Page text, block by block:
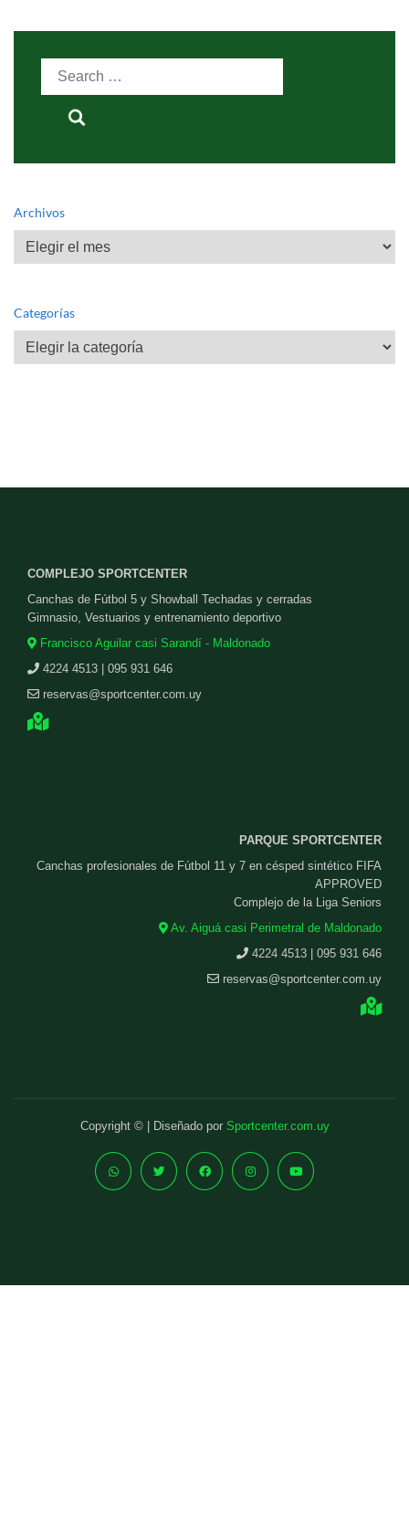
Search
Archivos
Archivos
Categorías
Categorías
COMPLEJO SPORTCENTER
Canchas de Fútbol 5 y Showball Techadas y cerradas
Gimnasio, Vestuarios y entrenamiento deportivo
Francisco Aguilar casi Sarandí - Maldonado
4224 4513 | 095 931 646
reservas@sportcenter.com.uy
PARQUE SPORTCENTER
Canchas profesionales de Fútbol 11 y 7 en césped sintético FIFA
APPROVED
Complejo de la Liga Seniors
Av. Aiguá casi Perimetral de Maldonado
4224 4513 | 095 931 646
reservas@sportcenter.com.uy
Copyright © | Diseñado por Sportcenter.com.uy